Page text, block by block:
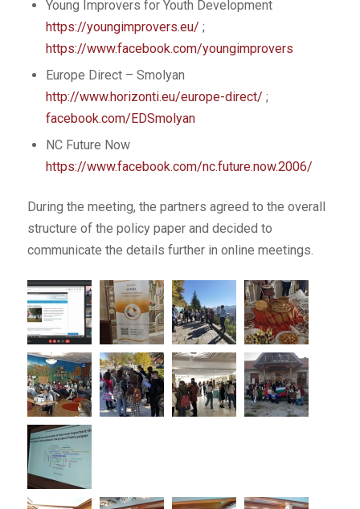
Young Improvers for Youth Development
https://youngimprovers.eu/ ;
https://www.facebook.com/youngimprovers
Europe Direct – Smolyan
http://www.horizonti.eu/europe-direct/ ;
facebook.com/EDSmolyan
NC Future Now
https://www.facebook.com/nc.future.now.2006/
During the meeting, the partners agreed to the overall
structure of the policy paper and decided to
communicate the details further in online meetings.